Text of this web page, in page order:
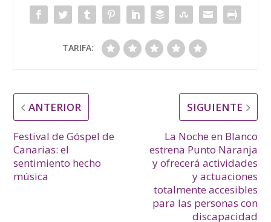
TARIFA:
ANTERIOR
Festival de Góspel de
Canarias: el
sentimiento hecho
música
SIGUIENTE
La Noche en Blanco
estrena Punto Naranja
y ofrecerá actividades
y actuaciones
totalmente accesibles
para las personas con
discapacidad